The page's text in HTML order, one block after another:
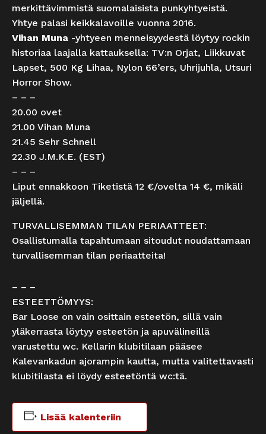
merkittävimmistä suomalaisista punkyhtyeistä.
Yhtye palasi keikkalavoille vuonna 2016.
Vihan Muna -yhtyeen menneisyydestä löytyy rockin
historiaa laajalla kattauksella: TV:n Orjat, Liikkuvat
Lapset, 500 Kg Lihaa, Nylon 66’ers, Uhrijuhla, Utsuri
Horror Show.
– – –
20.00 ovet
21.00 Vihan Muna
21.45 Sehr Schnell
22.30 J.M.K.E. (EST)
– – –
Liput ennakkoon Tiketistä 12 €/ovelta 14 €, mikäli
jäljellä.
TURVALLISEMMAN TILAN PERIAATTEET:
Osallistumalla tapahtumaan sitoudut noudattamaan
turvallisemman tilan periaatteita!
– – –
ESTEETTÖMYYS:
Bar Loose on vain osittain esteetön, sillä vain
yläkerrasta löytyy esteetön ja apuvälineillä
varustettu wc. Kellarin klubitilaan pääsee
Kalevankadun ajorampin kautta, mutta valitettavasti
klubitilasta ei löydy esteetöntä wc:tä.
Lisää kalenteriin